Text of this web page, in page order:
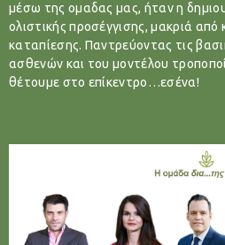
μέσω της ομαδας μας, ήταν η
ολιστικής προσέγγισης, μακριά από
καταπίεσης. Παντρεύοντας τις
ασθενών και του μοντέλου
θέτουμε στο επίκεντρο…εσένα!